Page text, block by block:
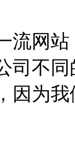
流网站
司不
因为